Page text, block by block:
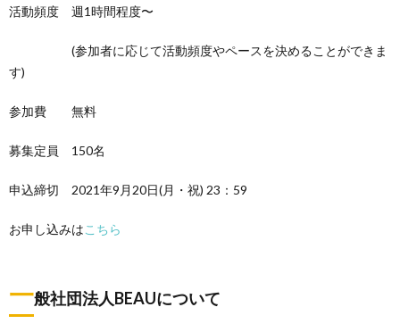
活動頻度 週1時間程度〜
(参加者に応じて活動頻度やペースを決めることができま
す)
参加費 無料
募集定員 150名
申込締切 2021年9月20日(月・祝) 23：59
お申し込みはこちら
一般社団法人BEAUについて